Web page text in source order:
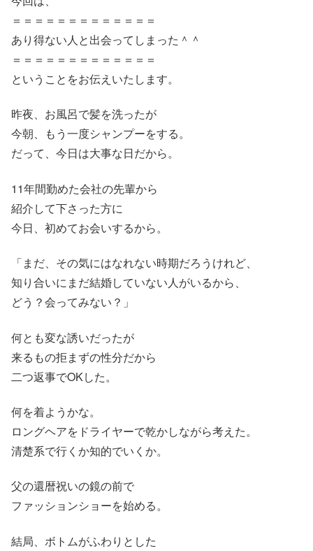
＝＝＝＝＝＝＝＝＝＝＝＝＝
あり得ない人と出会ってしまった＾＾
＝＝＝＝＝＝＝＝＝＝＝＝＝
ということをお伝えいたします。
昨夜、お風呂で髪を洗ったが
今朝、もう一度シャンプーをする。
だって、今日は大事な日だから。
11年間勤めた会社の先輩から
紹介して下さった方に
今日、初めてお会いするから。
「まだ、その気にはなれない時期だろうけれど、
知り合いにまだ結婚していない人がいるから、
どう？会ってみない？」
何とも変な誘いだったが
来るもの拒まずの性分だから
二つ返事でOKした。
何を着ようかな。
ロングヘアをドライヤーで乾かしながら考えた。
清楚系で行くか知的でいくか。
父の還暦祝いの鏡の前で
ファッションショーを始める。
結局、ボトムがふわりとした